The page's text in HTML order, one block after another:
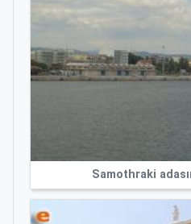
Samothraki